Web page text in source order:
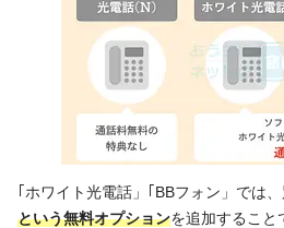
｢ホワイト光電話」｢BBフォン」では
という無料オプションを追加すること